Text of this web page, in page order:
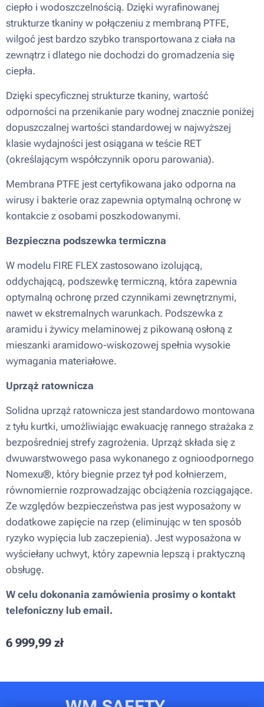
ciepło i wodoszczelnością. Dzięki wyrafinowanej
strukturze tkaniny w połączeniu z membraną PTFE,
wilgoć jest bardzo szybko transportowana z ciała na
zewnątrz i dlatego nie dochodzi do gromadzenia się
ciepła.
Dzięki specyficznej strukturze tkaniny, wartość
odporności na przenikanie pary wodnej znacznie poniżej
dopuszczalnej wartości standardowej w najwyższej
klasie wydajności jest osiągana w teście RET
(określającym współczynnik oporu parowania).
Membrana PTFE jest certyfikowana jako odporna na
wirusy i bakterie oraz zapewnia optymalną ochronę w
kontakcie z osobami poszkodowanymi.
Bezpieczna podszewka termiczna
W modelu FIRE FLEX zastosowano izolującą,
oddychającą, podszewkę termiczną, która zapewnia
optymalną ochronę przed czynnikami zewnętrznymi,
nawet w ekstremalnych warunkach. Podszewka z
aramidu i żywicy melaminowej z pikowaną osłoną z
mieszanki aramidowo-wiskozowej spełnia wysokie
wymagania materiałowe.
Uprząż ratownicza
Solidna uprząż ratownicza jest standardowo montowana
z tyłu kurtki, umożliwiając ewakuację rannego strażaka z
bezpośredniej strefy zagrożenia. Uprząż składa się z
dwuwarstwowego pasa wykonanego z ognioodpornego
Nomexu®, który biegnie przez tył pod kołnierzem,
równomiernie rozprowadzając obciążenia rozciągające.
Ze względów bezpieczeństwa pas jest wyposażony w
dodatkowe zapięcie na rzep (eliminując w ten sposób
ryzyko wypięcia lub zaczepienia). Jest wyposażona w
wyściełany uchwyt, który zapewnia lepszą i praktyczną
obsługę.
W celu dokonania zamówienia prosimy o kontakt
telefoniczny lub email.
6 999,99 zł